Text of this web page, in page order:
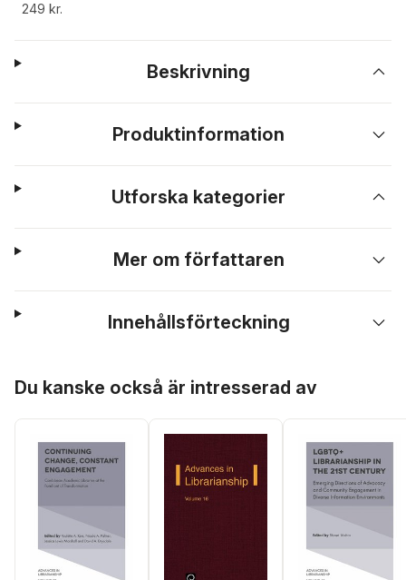
249 kr.
Beskrivning
Produktinformation
Utforska kategorier
Mer om författaren
Innehållsförteckning
Du kanske också är intresserad av